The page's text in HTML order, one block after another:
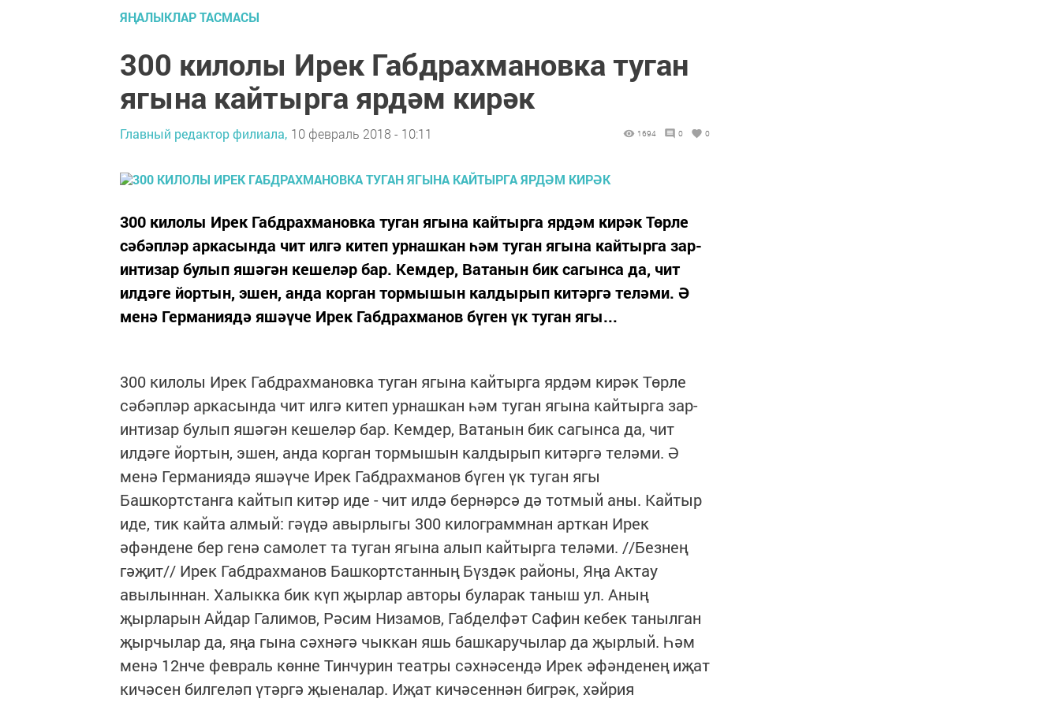
ЯҢАЛЫКЛАР ТАСМАСЫ
300 килолы Ирек Габдрахмановка туган
ягына кайтырга ярдәм кирәк
Главный редактор филиала, 10 февраль 2018 - 10:11 1694 0 0
300 килолы Ирек Габдрахмановка туган ягына кайтырга ярдәм кирәк Төрле
сәбәпләр аркасында чит илгә китеп урнашкан һәм туган ягына кайтырга зар-
интизар булып яшәгән кешеләр бар. Кемдер, Ватанын бик сагынса да, чит
илдәге йортын, эшен, анда корган тормышын калдырып китәргә теләми. Ә
менә Германиядә яшәүче Ирек Габдрахманов бүген үк туган ягы...
300 килолы Ирек Габдрахмановка туган ягына кайтырга ярдәм кирәк Төрле
сәбәпләр аркасында чит илгә китеп урнашкан һәм туган ягына кайтырга зар-
интизар булып яшәгән кешеләр бар. Кемдер, Ватанын бик сагынса да, чит
илдәге йортын, эшен, анда корган тормышын калдырып китәргә теләми. Ә
менә Германиядә яшәүче Ирек Габдрахманов бүген үк туган ягы
Башкортстанга кайтып китәр иде - чит илдә бернәрсә дә тотмый аны. Кайтыр
иде, тик кайта алмый: гәүдә авырлыгы 300 килограммнан арткан Ирек
әфәндене бер генә самолет та туган ягына алып кайтырга теләми. //Безнең
гәҗит// Ирек Габдрахманов Башкортстанның Бүздәк районы, Яңа Актау
авылыннан. Халыкка бик күп җырлар авторы буларак таныш ул. Аның
җырларын Айдар Галимов, Рәсим Низамов, Габделфәт Сафин кебек танылган
җырчылар да, яңа гына сәхнәгә чыккан яшь башкаручылар да җырлый. Һәм
менә 12нче февраль көнне Тинчурин театры сәхнәсендә Ирек әфәнденең иҗат
кичәсен билгеләп үтәргә җыеналар. Иҗат кичәсеннән бигрәк, хәйрия